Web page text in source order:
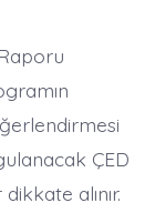
ÇED
alınır.